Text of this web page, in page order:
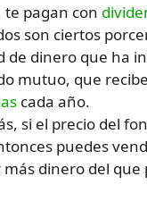
te pagan con
son ciertos
de dinero que ha
mutuo, que
cada año.
si el precio del
puedes
dinero del que